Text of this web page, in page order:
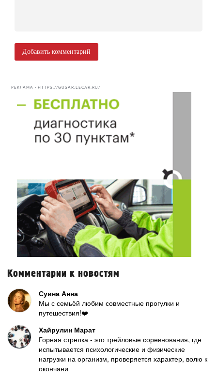
Добавить комментарий
РЕКЛАМА • HTTPS://GUSAR.LECAR.RU/
Комментарии к новостям
Суина Анна
Мы с семьёй любим совместные прогулки и
путешествия!❤️
Хайрулин Марат
Горная стрелка - это трейловые соревнования, где
испытывается психологические и физические
нагрузки на организм, проверяется характер, волю к
окончани